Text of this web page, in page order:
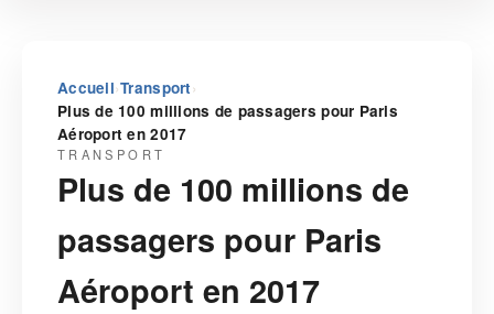
Accueil›Transport ›
Plus de 100 millions de passagers pour Paris
Aéroport en 2017
TRANSPORT
Plus de 100 millions de
passagers pour Paris
Aéroport en 2017